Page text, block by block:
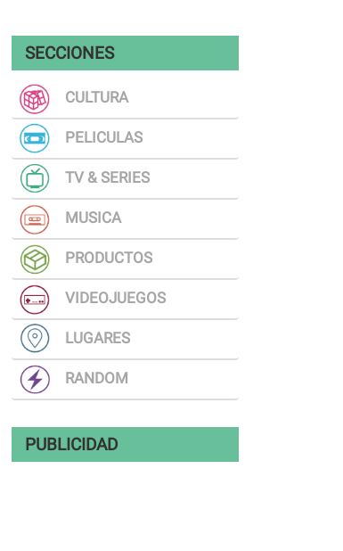
SECCIONES
CULTURA
PELICULAS
TV & SERIES
MUSICA
PRODUCTOS
VIDEOJUEGOS
LUGARES
RANDOM
PUBLICIDAD